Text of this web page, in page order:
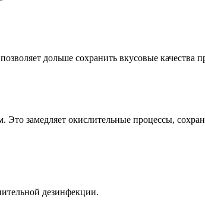
дольше сохранить вкусовые качества
замедляет окислительные процессы,
дезинфекции.